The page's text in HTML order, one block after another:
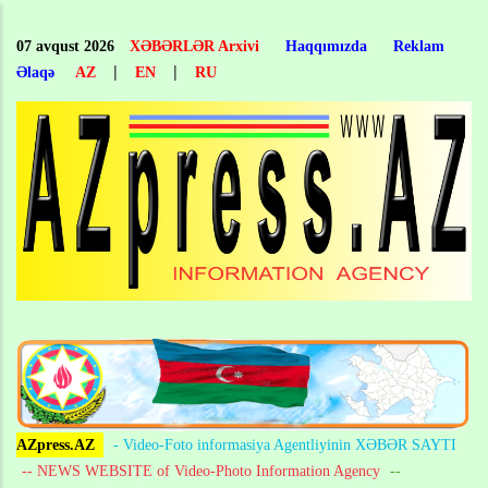
main
content
07 avqust 2026 XƏBƏRLƏR Arxivi Haqqımızda
Reklam
Əlaqə
AZ | EN | RU
AZpress.AZ
- Video-Foto informasiya Agentliyinin XƏBƏR SAYTI
-- NEWS WEBSITE of Video-Photo Information Agency --